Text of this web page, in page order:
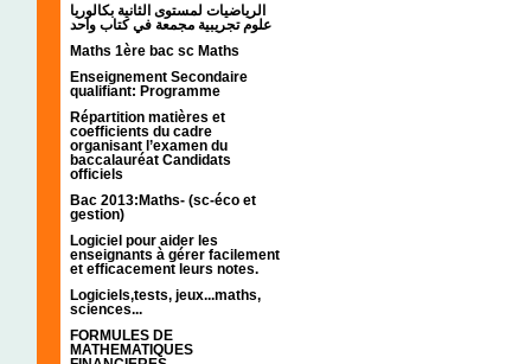
الرياضيات لمستوى الثانية بكالوريا
علوم تجريبية مجمعة في كتاب واحد
Maths 1ère bac sc Maths
Enseignement Secondaire
qualifiant: Programme
Répartition matières et
coefficients du cadre
organisant l’examen du
baccalauréat Candidats
officiels
Bac 2013:Maths- (sc-éco et
gestion)
Logiciel pour aider les
enseignants à gérer facilement
et efficacement leurs notes.
Logiciels,tests, jeux...maths,
sciences...
FORMULES DE
MATHEMATIQUES